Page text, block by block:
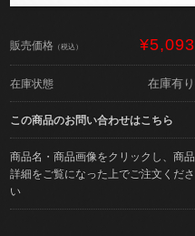
販売価格 （税込） ¥5,093
在庫状態 在庫有り
この商品のお問い合わせはこちら
商品名・商品画像をクリックし、商品
詳細をご覧になった上でご注文くださ
い